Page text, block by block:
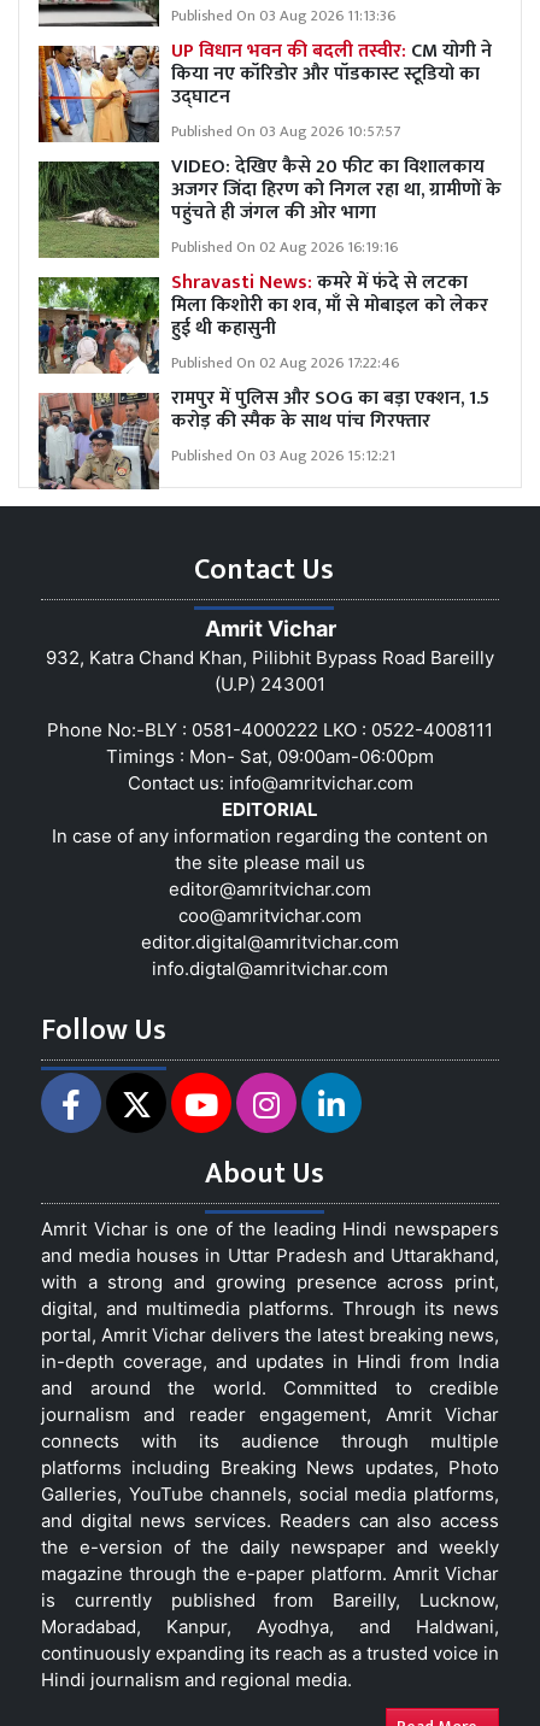
Published On 03 Aug 2026 11:13:36
UP विधान भवन की बदली तस्वीर: CM योगी ने
किया नए कॉरिडोर और पॉडकास्ट स्टूडियो का
उद्घाटन
Published On 03 Aug 2026 10:57:57
VIDEO: देखिए कैसे 20 फीट का विशालकाय
अजगर जिंदा हिरण को निगल रहा था, ग्रामीणों के
पहुंचते ही जंगल की ओर भागा
Published On 02 Aug 2026 16:19:16
Shravasti News:कमरे में फंदे से लटका
मिला किशोरी का शव, माँ से मोबाइल को लेकर
हुई थी कहासुनी
Published On 02 Aug 2026 17:22:46
रामपुर में पुलिस और SOG का बड़ा एक्शन, 1.5
करोड़ की स्मैक के साथ पांच गिरफ्तार
Published On 03 Aug 2026 15:12:21
Contact Us
Amrit Vichar
932, Katra Chand Khan, Pilibhit Bypass Road Bareilly
(U.P) 243001
Phone No:-BLY : 0581-4000222 LKO : 0522-4008111
Timings : Mon- Sat, 09:00am-06:00pm
Contact us: info@amritvichar.com
EDITORIAL
In case of any information regarding the content on
the site please mail us
editor@amritvichar.com
coo@amritvichar.com
editor.digital@amritvichar.com
info.digtal@amritvichar.com
Follow Us
About Us
Amrit Vichar is one of the leading Hindi newspapers
and media houses in Uttar Pradesh and Uttarakhand,
with a strong and growing presence across print,
digital, and multimedia platforms. Through its news
portal, Amrit Vichar delivers the latest breaking news,
in-depth coverage, and updates in Hindi from India
and around the world. Committed to credible
journalism and reader engagement, Amrit Vichar
connects with its audience through multiple
platforms including Breaking News updates, Photo
Galleries, YouTube channels, social media platforms,
and digital news services. Readers can also access
the e-version of the daily newspaper and weekly
magazine through the e-paper platform. Amrit Vichar
is currently published from Bareilly, Lucknow,
Moradabad, Kanpur, Ayodhya, and Haldwani,
continuously expanding its reach as a trusted voice in
Hindi journalism and regional media.